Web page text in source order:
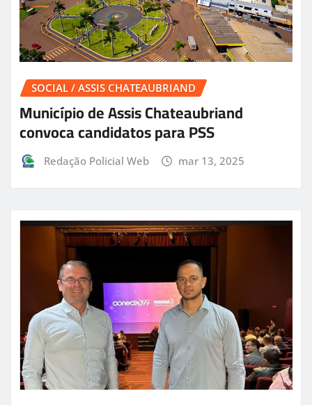
SOCIAL / ASSIS CHATEAUBRIAND
Município de Assis Chateaubriand
convoca candidatos para PSS
Redação Policial Web mar 13, 2025